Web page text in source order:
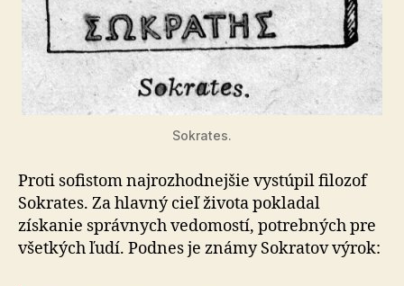
Sokrates.
Proti sofistom najrozhodnejšie vystúpil filozof
Sokrates. Za hlavný cieľ života pokladal
získanie správnych vedomostí, potrebných pre
všetkých ľudí. Podnes je známy Sokratov výrok: